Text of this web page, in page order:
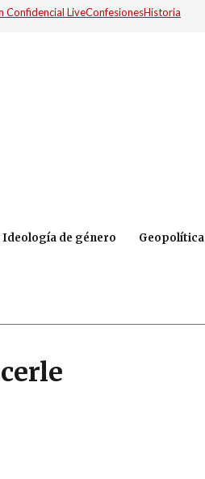
Confidencial LiveConfesionesHistoria
Ideología de género Geopolítica